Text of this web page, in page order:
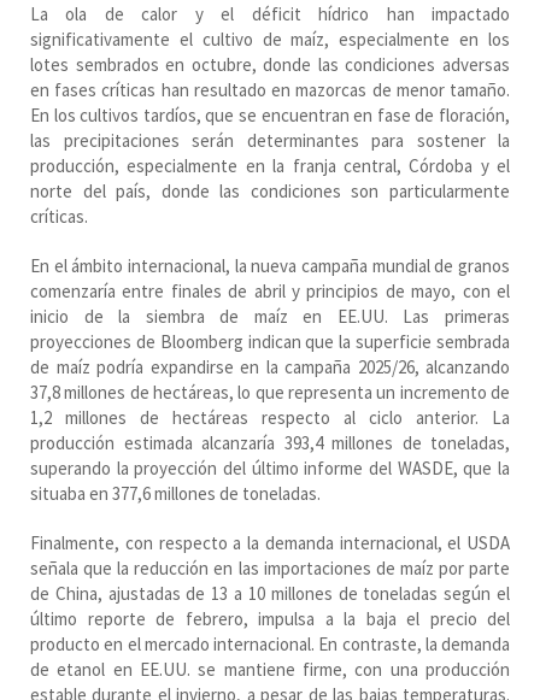
La ola de calor y el déficit hídrico han impactado
significativamente el cultivo de maíz, especialmente en los
lotes sembrados en octubre, donde las condiciones adversas
en fases críticas han resultado en mazorcas de menor tamaño.
En los cultivos tardíos, que se encuentran en fase de floración,
las precipitaciones serán determinantes para sostener la
producción, especialmente en la franja central, Córdoba y el
norte del país, donde las condiciones son particularmente
críticas.
En el ámbito internacional, la nueva campaña mundial de granos
comenzaría entre finales de abril y principios de mayo, con el
inicio de la siembra de maíz en EE.UU. Las primeras
proyecciones de Bloomberg indican que la superficie sembrada
de maíz podría expandirse en la campaña 2025/26, alcanzando
37,8 millones de hectáreas, lo que representa un incremento de
1,2 millones de hectáreas respecto al ciclo anterior. La
producción estimada alcanzaría 393,4 millones de toneladas,
superando la proyección del último informe del WASDE, que la
situaba en 377,6 millones de toneladas.
Finalmente, con respecto a la demanda internacional, el USDA
señala que la reducción en las importaciones de maíz por parte
de China, ajustadas de 13 a 10 millones de toneladas según el
último reporte de febrero, impulsa a la baja el precio del
producto en el mercado internacional. En contraste, la demanda
de etanol en EE.UU. se mantiene firme, con una producción
estable durante el invierno, a pesar de las bajas temperaturas.